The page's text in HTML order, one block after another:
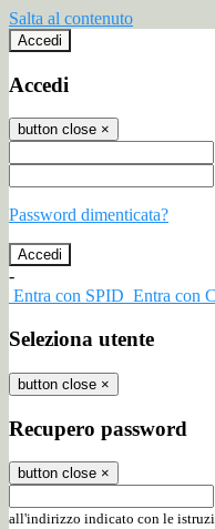
Salta al contenuto
Accedi
Accedi
button close ×
Password dimenticata?
-
Entra con SPID Entra con
Seleziona utente
button close ×
Recupero password
button close ×
all'indirizzo indicato con le